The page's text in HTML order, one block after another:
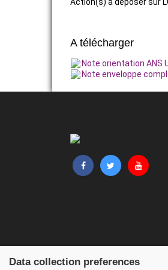
A télécharger
Note orientation ANS
Note enveloppe
Data collection preferences